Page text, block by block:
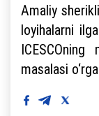
Amaliy
loyihalarni
masalasi